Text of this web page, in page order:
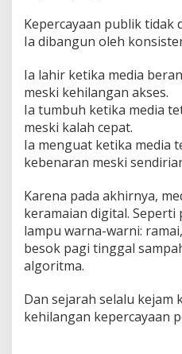
Kepercayaan publik tidak
Ia dibangun oleh
Ia lahir ketika media
meski kehilangan akses.
Ia tumbuh ketika media
meski kalah cepat.
Ia menguat ketika media
kebenaran meski
Karena pada akhirnya,
keramaian digital. Seperti
lampu warna-warni:
besok pagi tinggal
algoritma.
Dan sejarah selalu kejam
kehilangan kepercayaan